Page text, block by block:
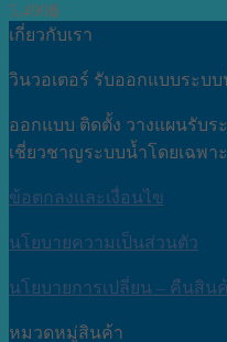
5,490฿
เกี่ยวกับเรา
วินวอเตอร์ รับออกแบบระบบ
ออกแบบ ติดตั้ง วางแผนรับร
เชี่ยวชาญระบบน้ำโดยเฉพ
ข้อตกลงและเงื่อนไข
นโยบายความเป็นส่วนตัว
นโยบายการเปลี่ยน – คืนสิน
หมวดหมู่สินค้า